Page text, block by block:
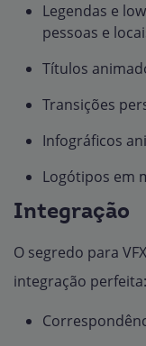
Legendas e
pessoas e
Títulos
Transições
Infográficos
Logótipos em
Integração
O segredo para
integração perfeita: